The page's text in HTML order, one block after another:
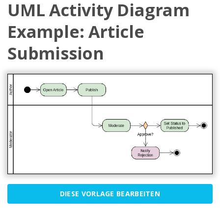
UML Activity Diagram
Example: Article
Submission
DIESE VORLAGE BEARBEITEN